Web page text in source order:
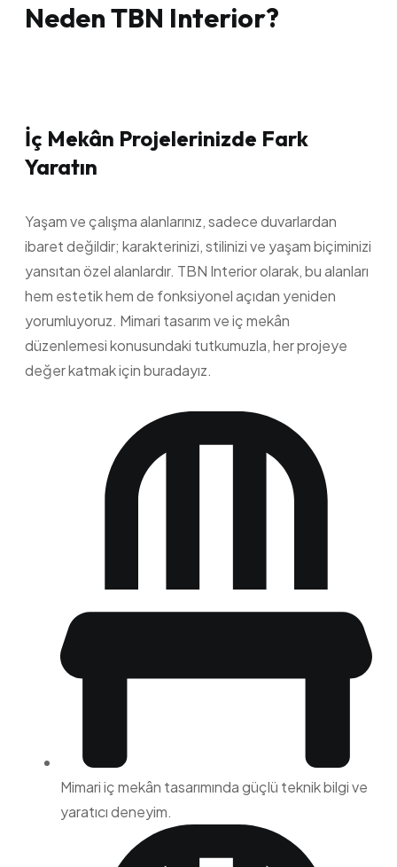
Neden TBN Interior?
İç Mekân Projelerinizde Fark
Yaratın
Yaşam ve çalışma alanlarınız, sadece duvarlardan
ibaret değildir; karakterinizi, stilinizi ve yaşam biçiminizi
yansıtan özel alanlardır. TBN Interior olarak, bu alanları
hem estetik hem de fonksiyonel açıdan yeniden
yorumluyoruz. Mimari tasarım ve iç mekân
düzenlemesi konusundaki tutkumuzla, her projeye
değer katmak için buradayız.
Mimari iç mekân tasarımında güçlü teknik bilgi ve
yaratıcı deneyim.